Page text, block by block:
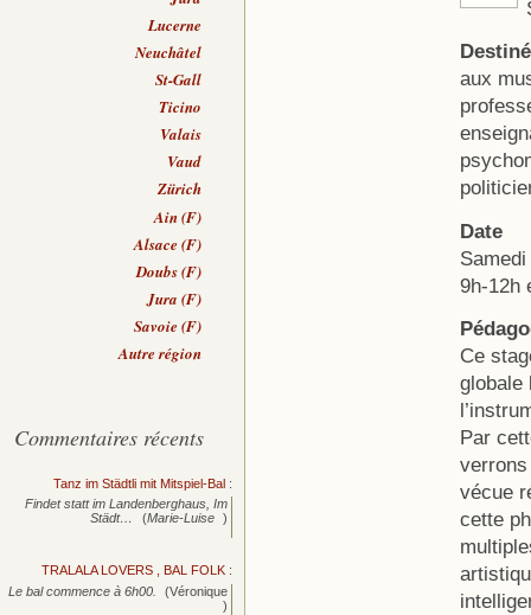
Destiné
aux
Date
9h-12h
Ce
globale
Par
vécue
cette
Lucerne
Neuchâtel
St-Gall
Ticino
Valais
Vaud
Zürich
Ain (F)
Alsace (F)
Doubs (F)
Jura (F)
Savoie (F)
Autre région
Commentaires récents
Tanz im Städtli mit Mitspiel-Bal :
Findet statt im Landenberghaus, Im
Städt…
(Marie-Luise )
TRALALA LOVERS , BAL FOLK :
Le bal commence à 6h00.
(Véronique
)